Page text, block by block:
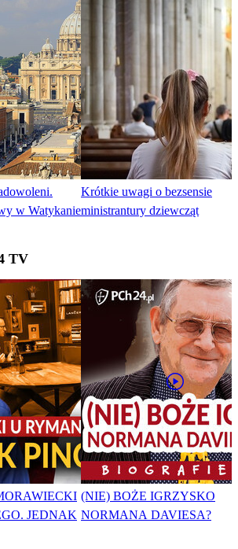
w Watykanie
Krótkie uwagi o bezsensie
ministrantury dziewcząt
TV
JEDNAK
(NIE) BOŻE IGRZYSKO
NORMANA DAVIESA?